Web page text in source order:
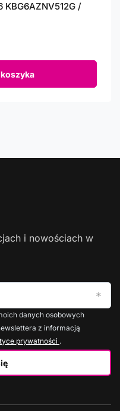
KBG6AZNV512G /
koszyka
i nowościach w
danych osobowych
z informacją
prywatności .